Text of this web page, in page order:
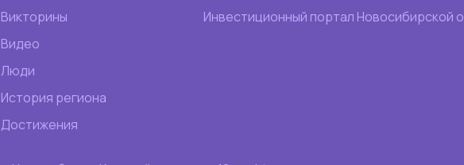
Викторины
Видео
Люди
История региона
Достижения
Инвестиционный портал Новосибирской